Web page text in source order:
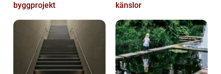
byggprojekt
känslor